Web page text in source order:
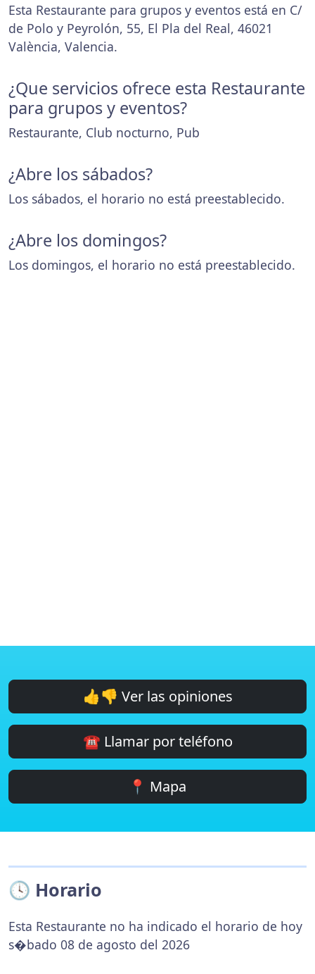
Esta Restaurante para grupos y eventos está en C/
de Polo y Peyrolón, 55, El Pla del Real, 46021
València, Valencia.
¿Que servicios ofrece esta Restaurante
para grupos y eventos?
Restaurante, Club nocturno, Pub
¿Abre los sábados?
Los sábados, el horario no está preestablecido.
¿Abre los domingos?
Los domingos, el horario no está preestablecido.
👍👎 Ver las opiniones
☎️ Llamar por teléfono
📍 Mapa
🕓 Horario
Esta Restaurante no ha indicado el horario de hoy
s�bado 08 de agosto del 2026